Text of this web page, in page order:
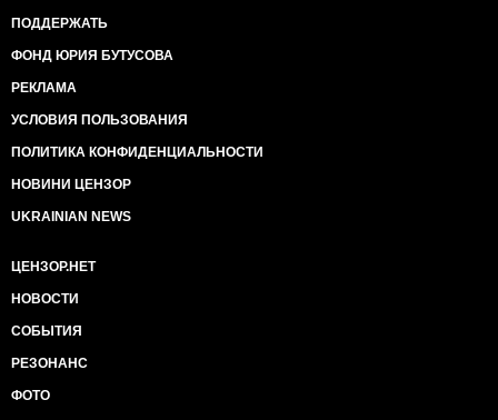
ПОДДЕРЖАТЬ
ФОНД ЮРИЯ БУТУСОВА
РЕКЛАМА
УСЛОВИЯ ПОЛЬЗОВАНИЯ
ПОЛИТИКА КОНФИДЕНЦИАЛЬНОСТИ
НОВИНИ ЦЕНЗОР
UKRAINIAN NEWS
ЦЕНЗОР.НЕТ
НОВОСТИ
СОБЫТИЯ
РЕЗОНАНС
ФОТО